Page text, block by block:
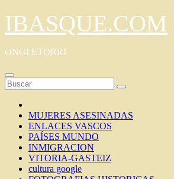
Saltar
contenido
IBASQUE.COM
ONGI ETORRI
MUJERES ASESINADAS
ENLACES VASCOS
PAÍSES MUNDO
INMIGRACION
VITORIA-GASTEIZ
cultura google